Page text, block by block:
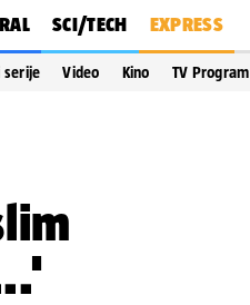
SCI/TECH EXPRESS
serije Video Kino TV Program